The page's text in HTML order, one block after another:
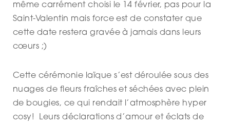
même carrément choisi le 14 février, pas pour la
Saint-Valentin mais force est de constater que
cette date restera gravée à jamais dans leurs
cœurs ;)
Cette cérémonie laïque s’est déroulée sous des
nuages de fleurs fraîches et séchées avec plein
de bougies, ce qui rendait l’atmosphère hyper
cosy! Leurs déclarations d’amour et éclats de